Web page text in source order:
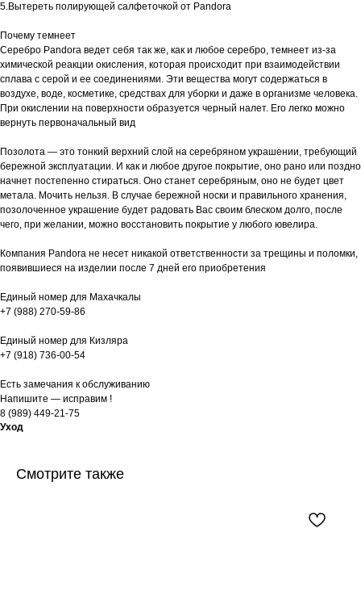
5.Вытереть полирующей салфеточкой от Pandora
Почему темнеет
Серебро Pandora ведет себя так же, как и любое серебро, темнеет из-за
химической реакции окисления, которая происходит при взаимодействии
сплава с серой и ее соединениями. Эти вещества могут содержаться в
воздухе, воде, косметике, средствах для уборки и даже в организме человека.
При окислении на поверхности образуется черный налет. Его легко можно
вернуть первоначальный вид
Позолота — это тонкий верхний слой на серебряном украшении, требующий
бережной эксплуатации. И как и любое другое покрытие, оно рано или поздно
начнет постепенно стираться. Оно станет серебряным, оно не будет цвет
метала. Мочить нельзя. В случае бережной носки и правильного хранения,
позолоченное украшение будет радовать Вас своим блеском долго, после
чего, при желании, можно восстановить покрытие у любого ювелира.
Компания Pandora не несет никакой ответственности за трещины и поломки,
появившиеся на изделии после 7 дней его приобретения
Единый номер для Махачкалы
+7 (988) 270-59-86
Единый номер для Кизляра
+7 (918) 736-00-54
Есть замечания к обслуживанию
Напишите — исправим !
8 (989) 449-21-75
Уход
Смотрите также